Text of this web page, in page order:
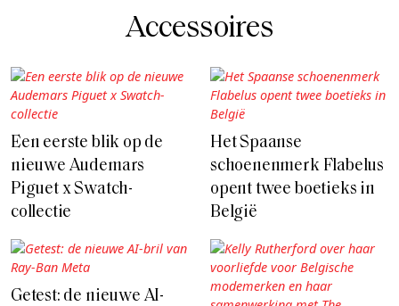
Accessoires
Een eerste blik op de
nieuwe Audemars
Piguet x Swatch-
collectie
Het Spaanse
schoenenmerk Flabelus
opent twee boetieks in
België
Getest: de nieuwe AI-